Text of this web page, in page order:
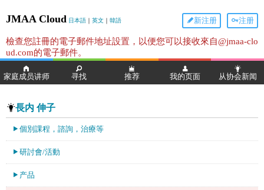
JMAA Cloud 日本語 ｜ 英文 ｜ 韓語 注册
新注册
檢查您註冊的電子郵件地址設置，以便您可以接收來自@jmaa-clo
ud.com的電子郵件。
家庭成员讲师 寻找 推荐 我的页面 从协会新闻
長内 伸子
個別課程，諮詢，治療等
研討會/活動
产品